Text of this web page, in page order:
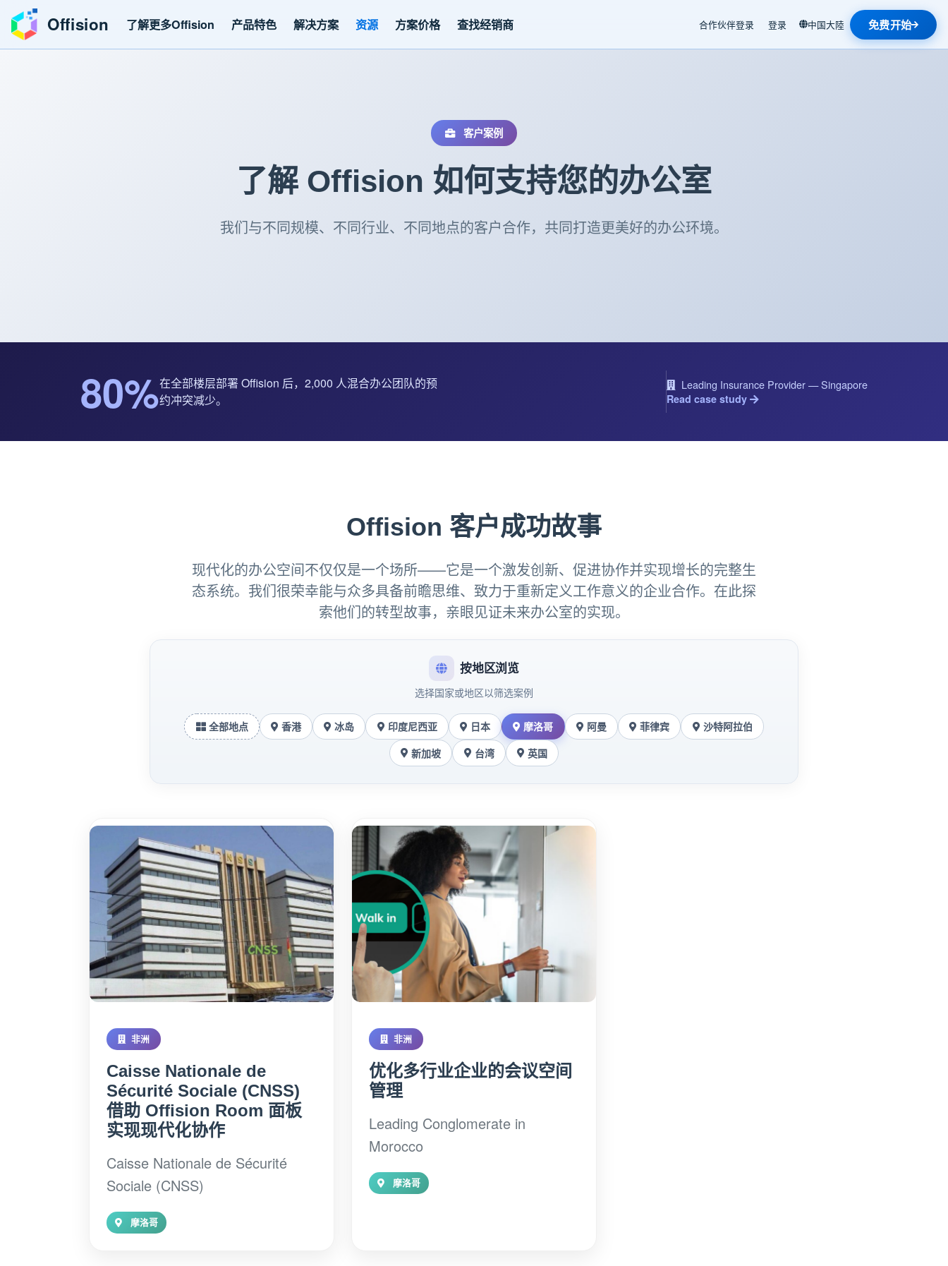
Offision 了解更多Offision 产品特色 解决方案 资源 方案价格 查找经销商 合作伙伴登录 登录 中国大陸 免费开始
客户案例
了解 Offision 如何支持您的办公室
我们与不同规模、不同行业、不同地点的客户合作，共同打造更美好的办公环境。
80%在全部楼层部署 Offision 后，2,000 人混合办公团队的预
约冲突减少。
Leading Insurance Provider — Singapore
Read case study
Offision 客户成功故事
现代化的办公空间不仅仅是一个场所——它是一个激发创新、促进协作并实现增长的完整生
态系统。我们很荣幸能与众多具备前瞻思维、致力于重新定义工作意义的企业合作。在此探
索他们的转型故事，亲眼见证未来办公室的实现。
按地区浏览
选择国家或地区以筛选案例
全部地点 香港 冰岛 印度尼西亚 日本 摩洛哥 阿曼 菲律宾
沙特阿拉伯
新加坡
台湾 英国
非洲
Caisse Nationale de
Sécurité Sociale (CNSS)
借助 Offision Room 面板
实现现代化协作
Caisse Nationale de Sécurité
Sociale (CNSS)
摩洛哥
非洲
优化多行业企业的会议空间
管理
Leading Conglomerate in
Morocco
摩洛哥